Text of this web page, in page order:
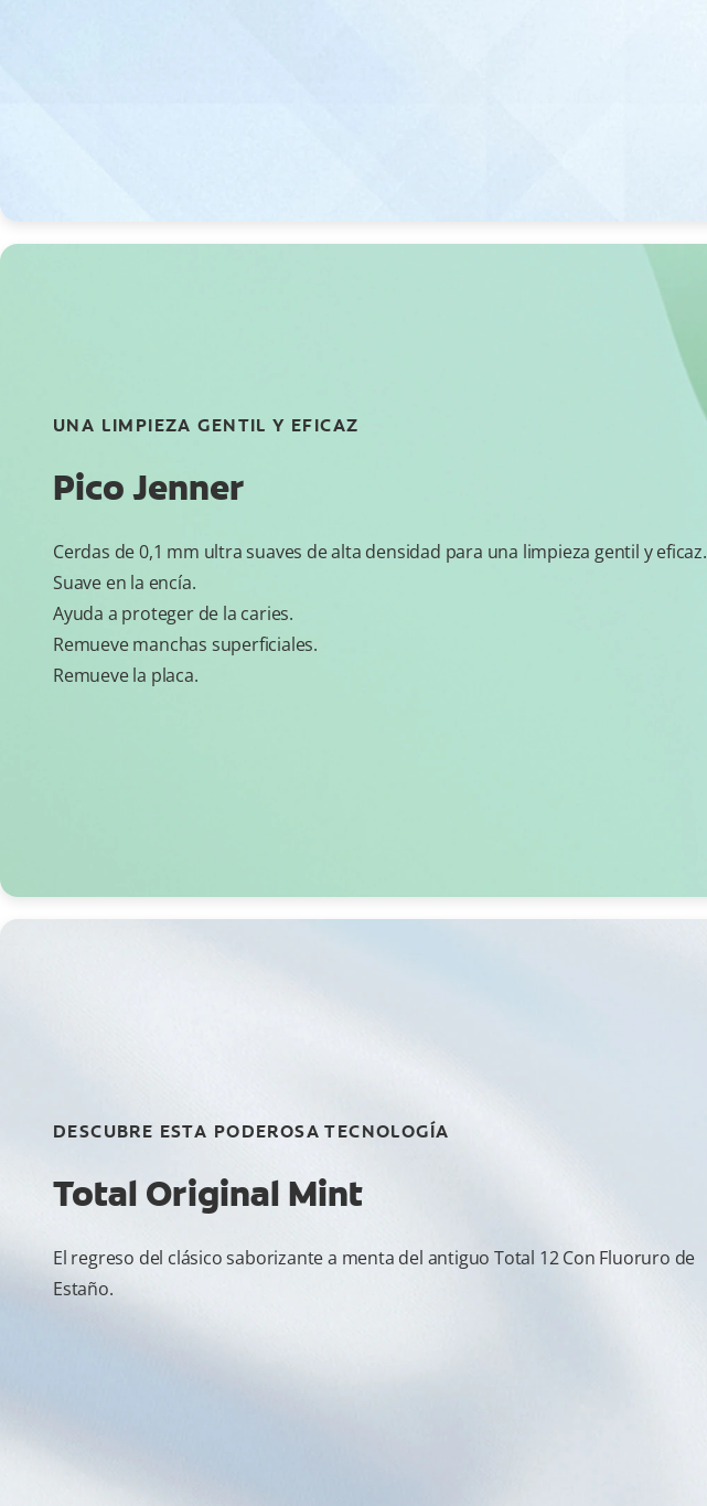
UNA LIMPIEZA GENTIL Y EFICAZ
Pico Jenner
Cerdas de 0,1 mm ultra suaves de alta densidad para una limpieza gentil y eficaz.
Suave en la encía.
Ayuda a proteger de la caries.
Remueve manchas superficiales.
Remueve la placa.
DESCUBRE ESTA PODEROSA TECNOLOGÍA
Total Original Mint
El regreso del clásico saborizante a menta del antiguo Total 12 Con Fluoruro de
Estaño.